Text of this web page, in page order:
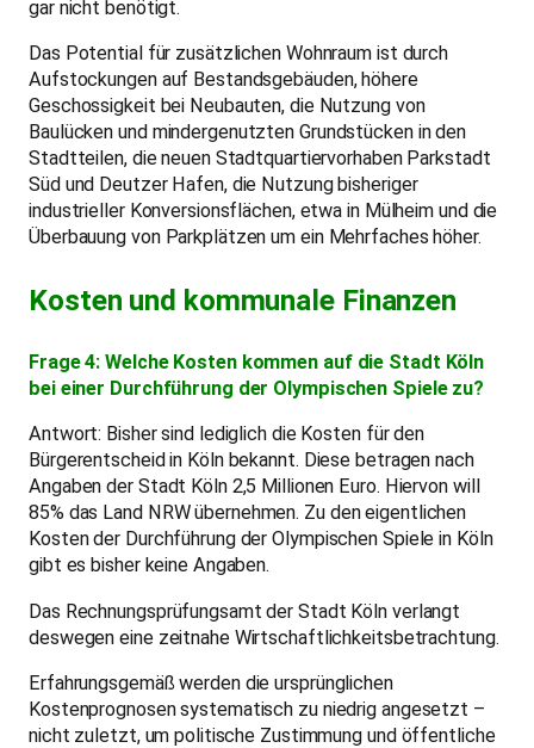
gar nicht benötigt.
Das Potential für zusätzlichen Wohnraum ist durch
Aufstockungen auf Bestandsgebäuden, höhere
Geschossigkeit bei Neubauten, die Nutzung von
Baulücken und mindergenutzten Grundstücken in den
Stadtteilen, die neuen Stadtquartiervorhaben Parkstadt
Süd und Deutzer Hafen, die Nutzung bisheriger
industrieller Konversionsflächen, etwa in Mülheim und die
Überbauung von Parkplätzen um ein Mehrfaches höher.
Kosten und kommunale Finanzen
Frage 4: Welche Kosten kommen auf die Stadt Köln
bei einer Durchführung der Olympischen Spiele zu?
Antwort: Bisher sind lediglich die Kosten für den
Bürgerentscheid in Köln bekannt. Diese betragen nach
Angaben der Stadt Köln 2,5 Millionen Euro. Hiervon will
85% das Land NRW übernehmen. Zu den eigentlichen
Kosten der Durchführung der Olympischen Spiele in Köln
gibt es bisher keine Angaben.
Das Rechnungsprüfungsamt der Stadt Köln verlangt
deswegen eine zeitnahe Wirtschaftlichkeitsbetrachtung.
Erfahrungsgemäß werden die ursprünglichen
Kostenprognosen systematisch zu niedrig angesetzt –
nicht zuletzt, um politische Zustimmung und öffentliche